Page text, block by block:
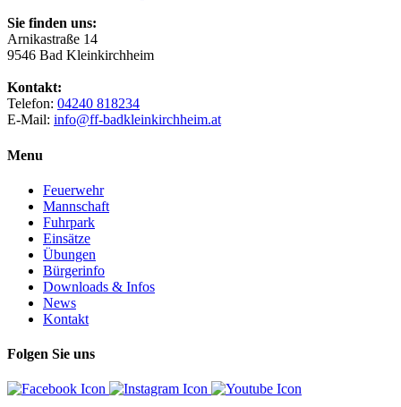
Sie finden uns:
Arnikastraße 14
9546 Bad Kleinkirchheim
Kontakt:
Telefon: 04240 818234
E-Mail: info@ff-badkleinkirchheim.at
Menu
Feuerwehr
Mannschaft
Fuhrpark
Einsätze
Übungen
Bürgerinfo
Downloads & Infos
News
Kontakt
Folgen Sie uns